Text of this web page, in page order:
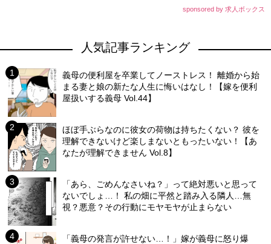
sponsored by 求人ボックス
人気記事ランキング
義母の便利屋を卒業してノーストレス！ 離婚から始
まる妻と娘の新たな人生に悔いはなし！【嫁を便利
屋扱いする義母 Vol.44】
ほぼ手ぶらなのに彼女の荷物は持ちたくない？ 彼を
理解できないけど楽しまないともったいない！【あ
なたが理解できません Vol.8】
「あら、ごめんなさいね？」って絶対悪いと思って
ないでしょ…！ 私の畑に平然と踏み入る隣人…無
視？悪意？その行動にモヤモヤが止まらない
「義母の発言が許せない…！」嫁が義母に怒り爆